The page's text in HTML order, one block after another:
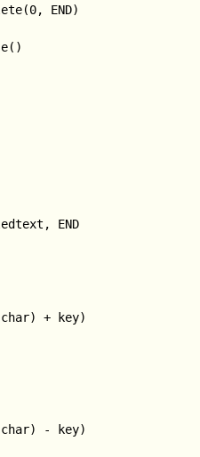
END)
END
+ key)
- key)